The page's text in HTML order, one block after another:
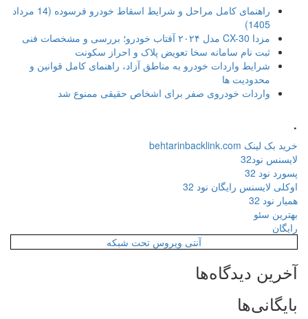
راهنمای کامل مراحل و شرایط اسقاط خودرو فرسوده (14 مرداد
1405)
مزدا CX-30 مدل ۲۰۲۴ آفتاب خودرو؛ بررسی و مشخصات فنی
ثبت نام سامانه سخا تعویض پلاک و احراز سکونت
شرایط واردات خودرو به مناطق آزاد، راهنمای کامل قوانین و
محدودیت ها
واردات خودروی صفر برای اشخاص حقیقی ممنوع شد
خرید بک لینک behtarinbacklink.com
لایسنس نود32
پسورد نود 32
اوکلی لایسنس رایگان نود 32
همیار نود 32
بهترین سئو
رایگان
آنتی ویروس تحت شبکه
آخرین دیدگاه‌ها
بایگانی‌ها